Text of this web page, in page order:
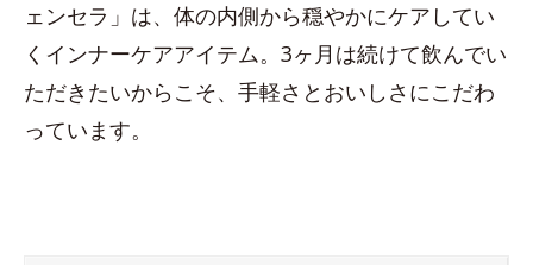
ェンセラ」は、体の内側から穏やかにケアしてい
くインナーケアアイテム。3ヶ月は続けて飲んでい
ただきたいからこそ、手軽さとおいしさにこだわ
っています。